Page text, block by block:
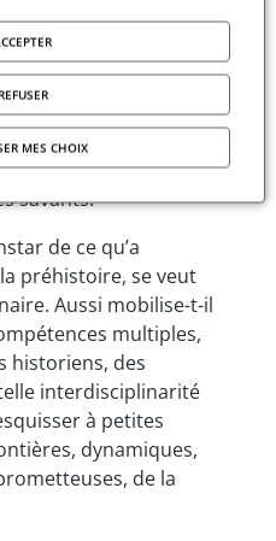
de questionnements,
d’intervenants, ont
au temps (et à
de quelques
la confrontation
le partage du
savants.
de ce qu’a
préhistoire, se veut
Aussi mobilise-t-il
multiples,
historiens, des
interdisciplinarité
à petites
dynamiques,
de la
MES CHOIX